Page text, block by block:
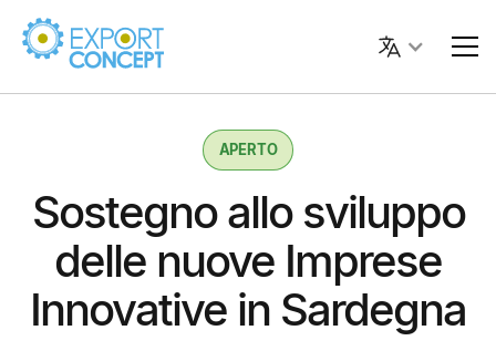
APERTO
Sostegno allo sviluppo
delle nuove Imprese
Innovative in Sardegna